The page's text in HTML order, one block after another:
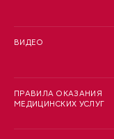
ВИДЕО
ПРАВИЛА ОКАЗАНИЯ
МЕДИЦИНСКИХ УСЛУГ